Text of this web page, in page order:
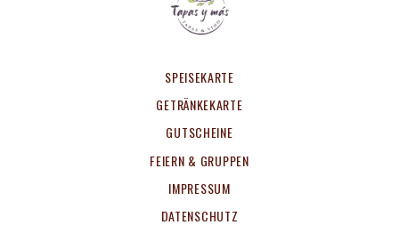
SPEISEKARTE
GETRÄNKEKARTE
GUTSCHEINE
FEIERN & GRUPPEN
IMPRESSUM
DATENSCHUTZ